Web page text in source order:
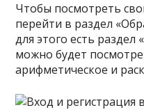
Чтобы посмотреть
перейти в раздел
для этого есть раздел
можно будет
арифметическое и